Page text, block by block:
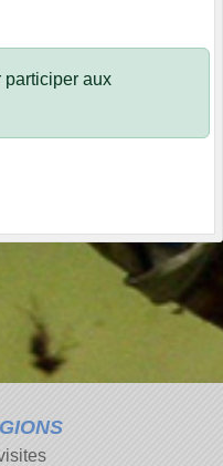
participer aux